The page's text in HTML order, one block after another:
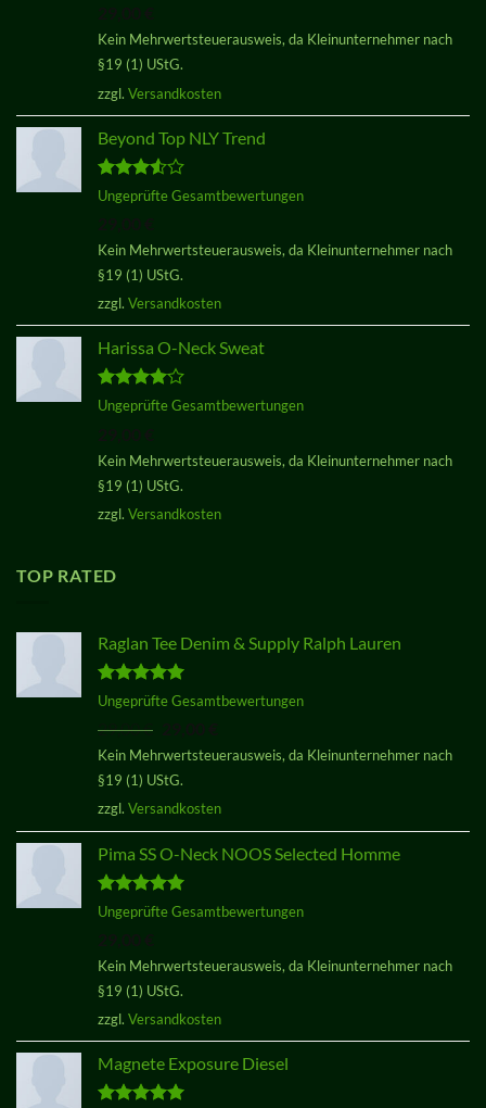
Kein Mehrwertsteuerausweis, da Kleinunternehmer nach
§19 (1) UStG.
zzgl. Versandkosten
Beyond Top NLY Trend
Bewertet
Ungeprüfte Gesamtbewertungen
Kein Mehrwertsteuerausweis, da Kleinunternehmer nach
§19 (1) UStG.
zzgl. Versandkosten
Harissa O-Neck Sweat
Bewertet
Ungeprüfte Gesamtbewertungen
Kein Mehrwertsteuerausweis, da Kleinunternehmer nach
§19 (1) UStG.
zzgl. Versandkosten
TOP RATED
Raglan Tee Denim & Supply Ralph Lauren
Bewertet
von 5
Ungeprüfte Gesamtbewertungen
29,00€
Preis
war:
Preis
Kein Mehrwertsteuerausweis, da Kleinunternehmer nach
§19 (1) UStG.
zzgl. Versandkosten
Pima SS O-Neck NOOS Selected Homme
Bewertet
mit 5.00
Ungeprüfte Gesamtbewertungen
Kein Mehrwertsteuerausweis, da Kleinunternehmer nach
§19 (1) UStG.
zzgl. Versandkosten
Magnete Exposure Diesel